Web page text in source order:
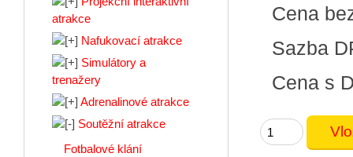
Cena
Sazba
Cena s
atrakce
Nafukovací atrakce
Simulátory a
trenažery
Adrenalinové atrakce
Soutěžní atrakce
Fotbalové klání